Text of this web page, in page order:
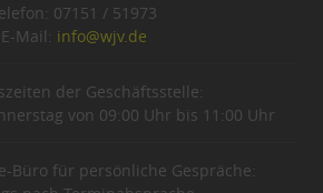
07151 / 51973
E-Mail: info@wjv.de
der Geschäftsstelle:
von 09:00 Uhr bis 11:00 Uhr
Büro für persönliche Gespräche: